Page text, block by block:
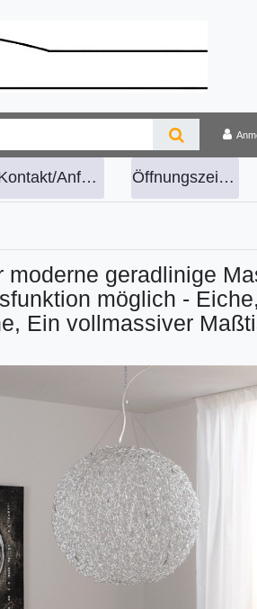
Kontakt/Anfahrt Öffnungszeiten
moderne geradlinige
möglich -
Ein vollmassiver